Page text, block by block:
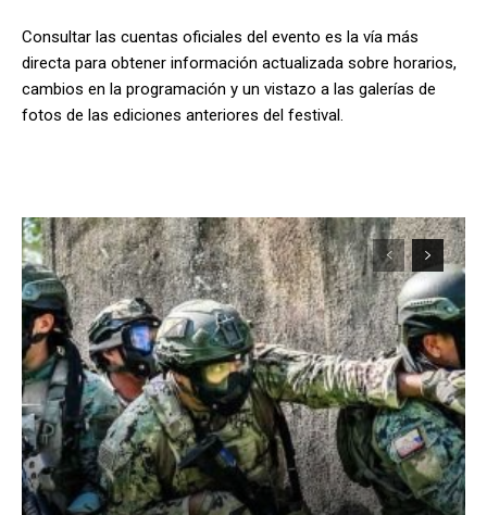
Consultar las cuentas oficiales del evento es la vía más
directa para obtener información actualizada sobre horarios,
cambios en la programación y un vistazo a las galerías de
fotos de las ediciones anteriores del festival.